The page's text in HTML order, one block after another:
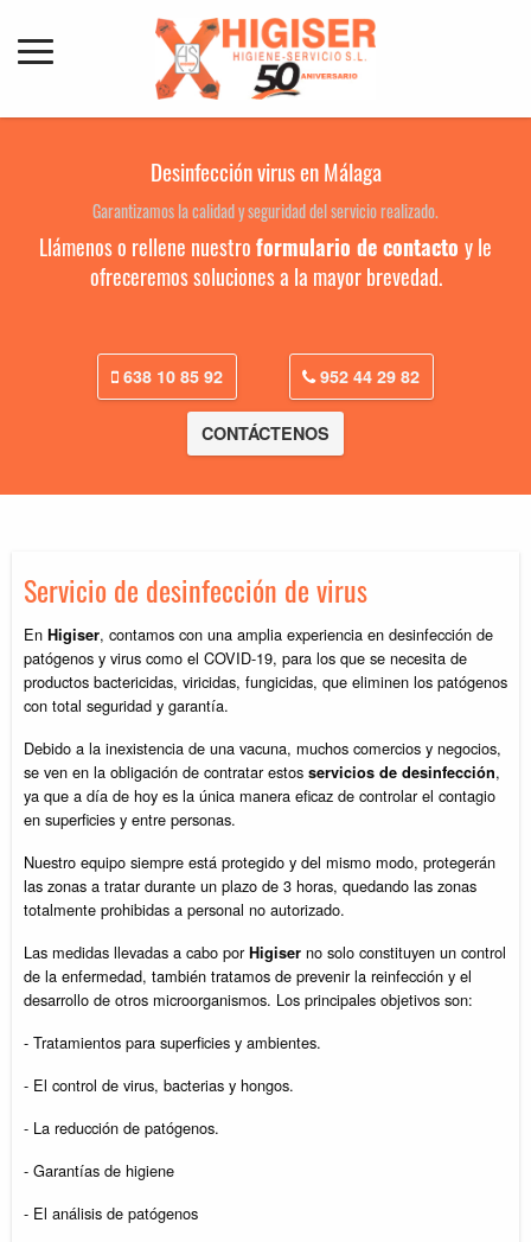
Desinfección virus en Málaga
Garantizamos la calidad y seguridad del servicio realizado.
Llámenos o rellene nuestroformulario de contacto y le
ofreceremos soluciones a la mayor brevedad.
638 10 85 92 952 44 29 82
CONTÁCTENOS
Servicio de desinfección de virus
En Higiser, contamos con una amplia experiencia en desinfección de
patógenos y virus como el COVID-19, para los que se necesita de
productos bactericidas, viricidas, fungicidas, que eliminen los patógenos
con total seguridad y garantía.
Debido a la inexistencia de una vacuna, muchos comercios y negocios,
se ven en la obligación de contratar estos servicios de desinfección,
ya que a día de hoy es la única manera eficaz de controlar el contagio
en superficies y entre personas.
Nuestro equipo siempre está protegido y del mismo modo, protegerán
las zonas a tratar durante un plazo de 3 horas, quedando las zonas
totalmente prohibidas a personal no autorizado.
Las medidas llevadas a cabo porHigiser no solo constituyen un control
de la enfermedad, también tratamos de prevenir la reinfección y el
desarrollo de otros microorganismos. Los principales objetivos son:
- Tratamientos para superficies y ambientes.
- El control de virus, bacterias y hongos.
- La reducción de patógenos.
- Garantías de higiene
- El análisis de patógenos